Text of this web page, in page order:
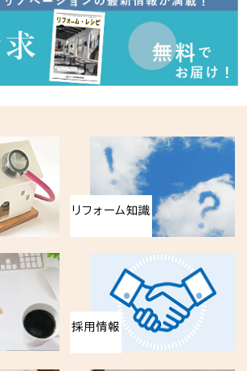
ォーム収納リフォーム リビング
和室 子供部屋
住まいの健康診断 シロアリ調査
エアコン 冷蔵庫
リフォーム知識
採用情報